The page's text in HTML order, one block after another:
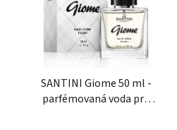
SANTINI Giome 50 ml -
parfémovaná voda pro